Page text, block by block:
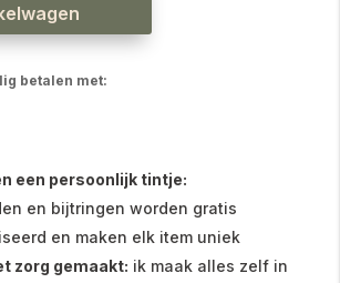
betalen met:
een persoonlijk tintje:
en bijtringen worden gratis
en maken elk item uniek
zorg gemaakt: ik maak alles zelf in